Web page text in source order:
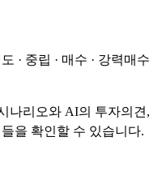
· 중립 · 매수 · 강력매수
나리오와 AI의 투자의견,
을 확인할 수 있습니다.